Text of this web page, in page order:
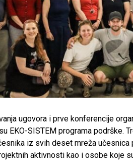
ugovora i prve konferencije
EKO-SISTEM programa podrške.
iz svih deset mreža učesnica
aktivnosti kao i osobe koje